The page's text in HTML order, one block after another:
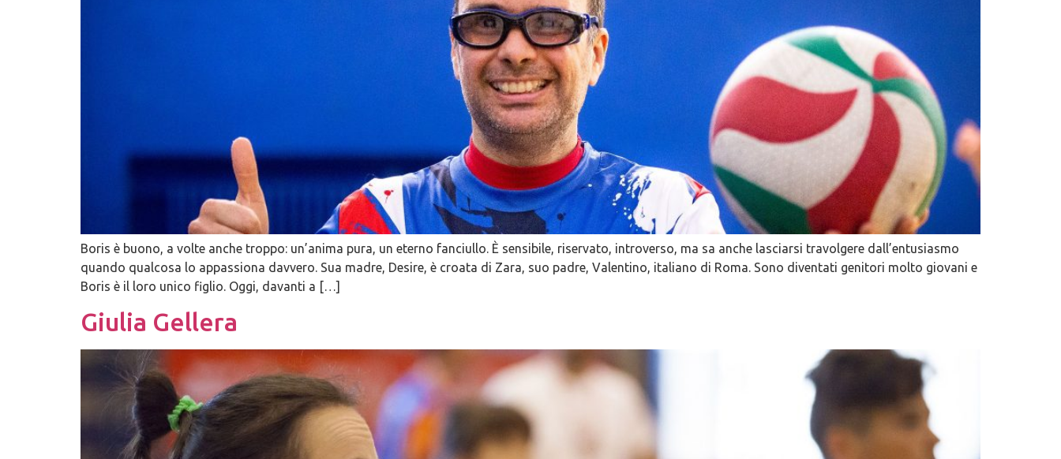
Boris è buono, a volte anche troppo: un’anima pura, un eterno fanciullo. È sensibile, riservato, introverso, ma sa anche lasciarsi travolgere dall’entusiasmo
quando qualcosa lo appassiona davvero. Sua madre, Desire, è croata di Zara, suo padre, Valentino, italiano di Roma. Sono diventati genitori molto giovani e
Boris è il loro unico figlio. Oggi, davanti a […]
Giulia Gellera